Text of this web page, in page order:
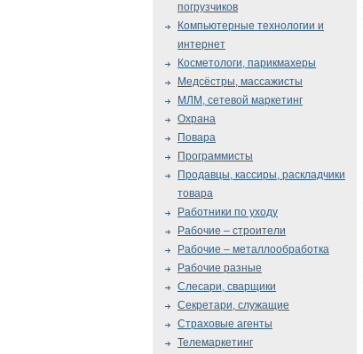
погрузчиков
Компьютерные технологии и
интернет
Косметологи, парикмахеры
Медсёстры, массажисты
МЛМ, сетевой маркетинг
Охрана
Повара
Программисты
Продавцы, кассиры, раскладчики
товара
Работники по уходу
Рабочие – строители
Рабочие – металлообработка
Рабочие разные
Слесари, сварщики
Секретари, служащие
Страховые агенты
Телемаркетинг